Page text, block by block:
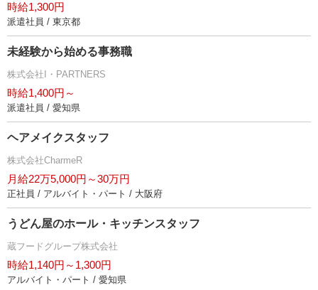
時給1,300円
派遣社員 / 東京都
未経験から始める事務職
株式会社I・PARTNERS
時給1,400円～
派遣社員 / 愛知県
ヘアメイクスタッフ
株式会社CharmeR
月給22万5,000円～30万円
正社員 / アルバイト・パート / 大阪府
うどん屋のホール・キッチンスタッフ
蔵フードグループ株式会社
時給1,140円～1,300円
アルバイト・パート / 愛知県